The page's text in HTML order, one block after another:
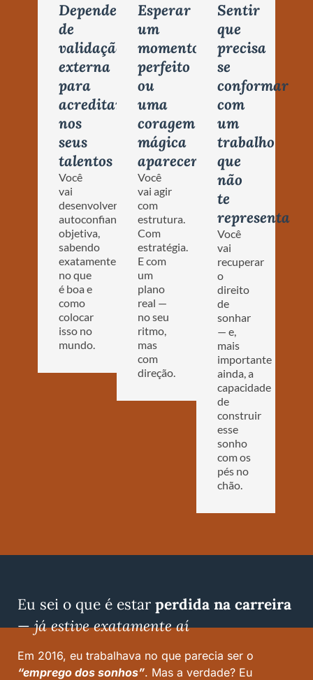
Depender
de
validação
externa
para
acreditar
nos
seus
talentos
Você
vai
desenvolver
autoconfiança
objetiva,
sabendo
exatamente
no que
é boa e
como
colocar
isso no
mundo.
Esperar
um
momento
perfeito
ou
uma
coragem
mágica
aparecer
Você
vai agir
com
estrutura.
Com
estratégia.
E com
um
plano
real —
no seu
ritmo,
mas
com
direção.
Sentir
que
precisa
se
conformar
com
um
trabalho
que
não
te
representa
Você
vai
recuperar
o
direito
de
sonhar
— e,
mais
importante
ainda, a
capacidade
de
construir
esse
sonho
com os
pés no
chão.
Eu sei o que é estar perdida na carreira
—já estive exatamente aí
Em 2016, eu trabalhava no que parecia ser o
“emprego dos sonhos”. Mas a verdade? Eu